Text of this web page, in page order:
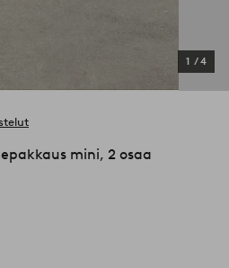
1 /4
mini, 2 osaa